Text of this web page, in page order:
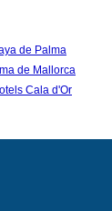
de Palma
de Mallorca
Cala d'Or